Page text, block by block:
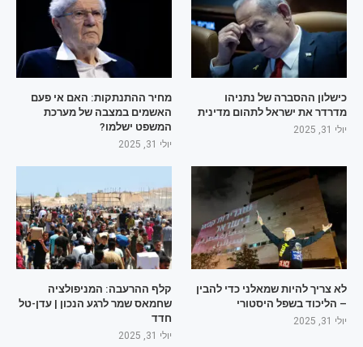
כישלון ההסברה של נתניהו
מדרדר את ישראל לתהום מדינית
יולי 31, 2025
מחיר ההתנתקות: האם אי פעם
האשמים במצבה של מערכת
המשפט ישלמו?
יולי 31, 2025
לא צריך להיות שמאלני כדי להבין
– הליכוד בשפל היסטורי
יולי 31, 2025
קלף ההרעבה: המניפולציה
שחמאס שמר לרגע הנכון | עדן-טל
חדד
יולי 31, 2025